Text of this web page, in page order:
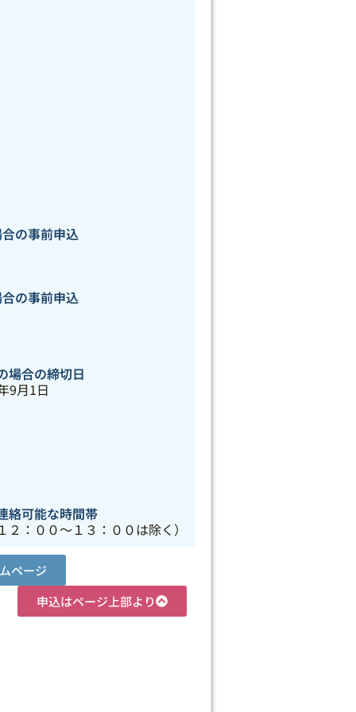
の事前申込
の事前申込
場合の締切日
9月1日
絡可能な時間帯
：００～１３：００は除く）
ページ
申込はページ上部より